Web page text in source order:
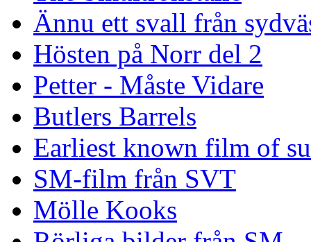
Ännu ett svall från
Hösten på Norr del 2
Petter - Måste Vidare
Butlers Barrels
Earliest known film of
SM-film från SVT
Mölle Kooks